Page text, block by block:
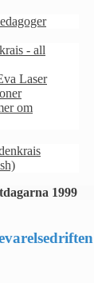
- all
Laser
om
1999